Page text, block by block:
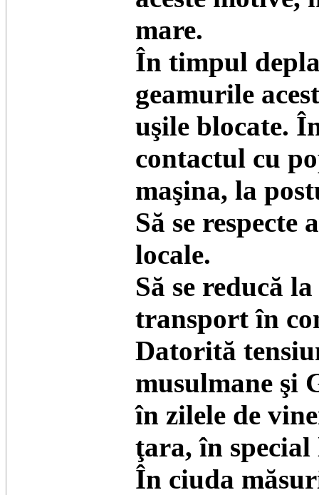
mare.
În timpul
geamurile
uşile blocate.
contactul cu
maşina, la
Să se
locale.
Să se reducă
transport în
Datorită
musulmane şi
în zilele de
ţara, în special
În ciuda